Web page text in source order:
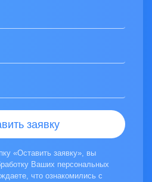
заявку
«Оставить заявку», вы
Ваших персональных
что ознакомились с
персональных данных
отзыв», вы соглашаетесь на